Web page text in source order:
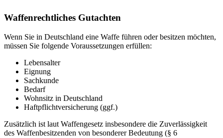
Waffenrechtliches Gutachten
Wenn Sie in Deutschland eine Waffe führen oder besitzen möchten,
müssen Sie folgende Voraussetzungen erfüllen:
Lebensalter
Eignung
Sachkunde
Bedarf
Wohnsitz in Deutschland
Haftpflichtversicherung (ggf.)
Zusätzlich ist laut Waffengesetz insbesondere die Zuverlässigkeit
des Waffenbesitzenden von besonderer Bedeutung (§ 6